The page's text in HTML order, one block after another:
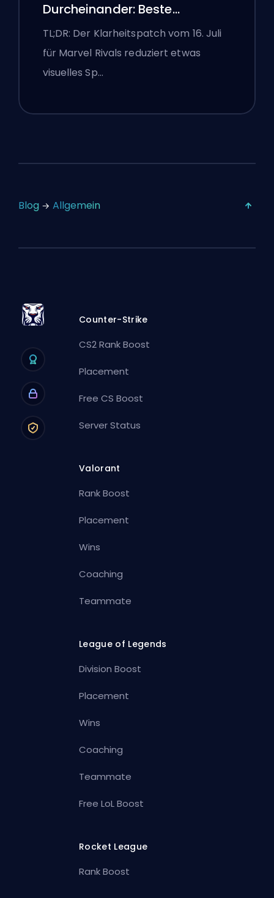
Durcheinander: Beste
wettbewerbsorientierte
Einstellungen nach dem Patch
vom 16. Juli
TL;DR: Der Klarheitspatch vom 16. Juli
für Marvel Rivals reduziert etwas
visuelles Sp…
Blog Allgemein
Counter-Strike
CS2 Rank Boost
Placement
Free CS Boost
Server Status
Valorant
Rank Boost
Placement
Wins
Coaching
Teammate
League of Legends
Division Boost
Placement
Wins
Coaching
Teammate
Free LoL Boost
Rocket League
Rank Boost